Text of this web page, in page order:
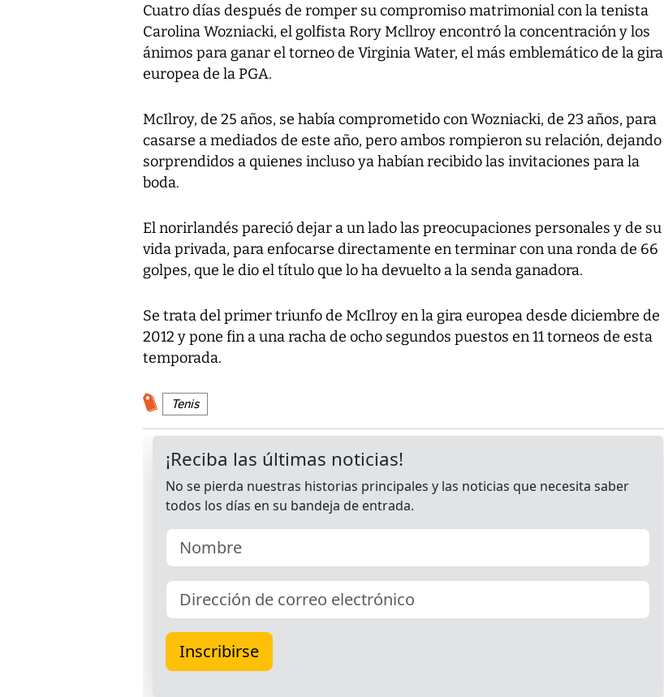
Cuatro días después de romper su compromiso matrimonial con la tenista
Carolina Wozniacki, el golfista Rory Mcllroy encontró la concentración y los
ánimos para ganar el torneo de Virginia Water, el más emblemático de la gira
europea de la PGA.
McIlroy, de 25 años, se había comprometido con Wozniacki, de 23 años, para
casarse a mediados de este año, pero ambos rompieron su relación, dejando
sorprendidos a quienes incluso ya habían recibido las invitaciones para la
boda.
El norirlandés pareció dejar a un lado las preocupaciones personales y de su
vida privada, para enfocarse directamente en terminar con una ronda de 66
golpes, que le dio el título que lo ha devuelto a la senda ganadora.
Se trata del primer triunfo de McIlroy en la gira europea desde diciembre de
2012 y pone fin a una racha de ocho segundos puestos en 11 torneos de esta
temporada.
Tenis